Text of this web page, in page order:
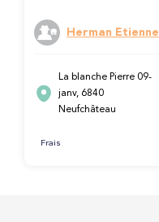
Herman Etienne
La blanche Pierre 09-
janv, 6840
Neufchâteau
Frais